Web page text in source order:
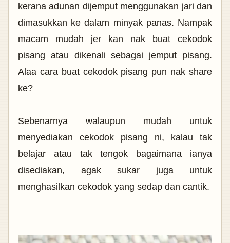
kerana adunan dijemput menggunakan jari dan
dimasukkan ke dalam minyak panas. Nampak
macam mudah jer kan nak buat cekodok
pisang atau dikenali sebagai jemput pisang.
Alaa cara buat cekodok pisang pun nak share
ke?
Sebenarnya walaupun mudah untuk
menyediakan cekodok pisang ni, kalau tak
belajar atau tak tengok bagaimana ianya
disediakan, agak sukar juga untuk
menghasilkan cekodok yang sedap dan cantik.